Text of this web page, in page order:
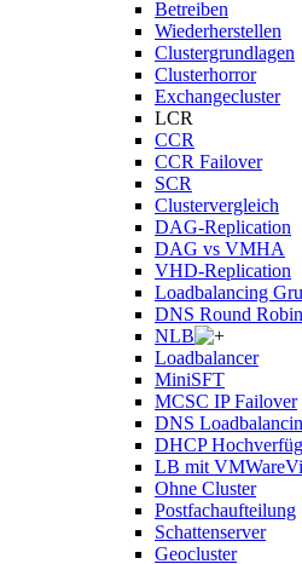
Betreiben
Wiederherstellen
Clustergrundlagen
Clusterhorror
Exchangecluster
LCR
CCR
CCR Failover
SCR
Clustervergleich
DAG-Replication
DAG vs VMHA
VHD-Replication
Loadbalancing
DNS Round Robin
NLB
Loadbalancer
MiniSFT
MCSC IP Failover
DNS
DHCP
LB mit
Ohne Cluster
Postfachaufteilung
Schattenserver
Geocluster